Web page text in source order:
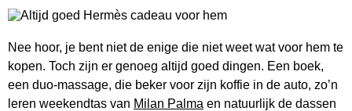
Nee hoor, je bent niet de enige die niet weet wat voor hem te
kopen. Toch zijn er genoeg altijd goed dingen. Een boek,
een duo-massage, die beker voor zijn koffie in de auto, zo’n
leren weekendtas van Milan Palma en natuurlijk de dassen